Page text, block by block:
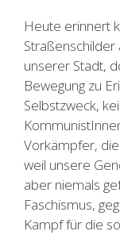
Heute erinnert
Straßenschilder
unserer Stadt,
Bewegung zu
Selbstzweck,
Vorkämpfer,
weil unsere
aber niemals
Faschismus,
Kampf für die